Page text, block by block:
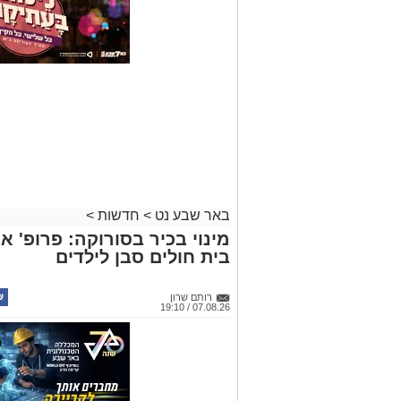
באר שבע נט > חדשות >
מינוי בכיר בסורוקה:
בית חולים סבן לילדים
רותם שרון
07.08.26 / 19:10